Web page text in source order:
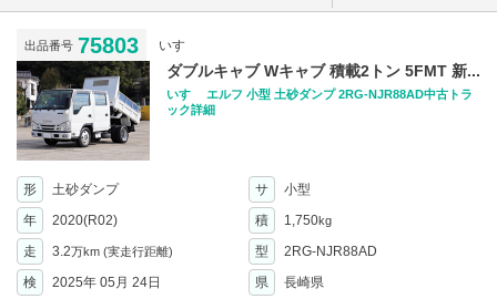
出品番号 75803 いすゞ
ダブルキャブ Wキャブ 積載2トン 5FMT 新...
いすゞ エルフ 小型 土砂ダンプ 2RG-NJR88AD中古トラ
ック詳細
形 土砂ダンプ サ
小型
年
2020(R02) 積 1,750kg
走 3.2万km (実走行距離) 型
2RG-NJR88AD
検
2025年 05月 24日 県 長崎県